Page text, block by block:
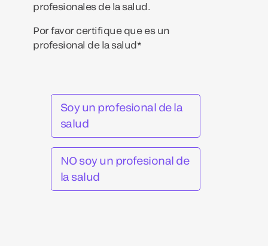
profesionales de la salud.
Por favor certifique que es un
profesional de la salud*
Soy un profesional de la
salud
NO soy un profesional de
la salud